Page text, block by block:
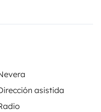
asistida